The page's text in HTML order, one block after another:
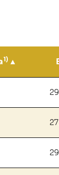
1)